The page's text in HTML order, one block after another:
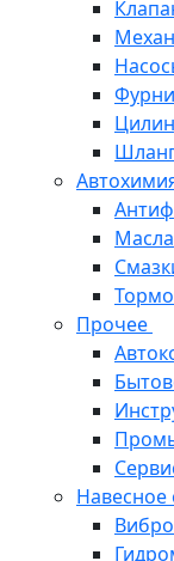
Масла
Прочее
Навесное